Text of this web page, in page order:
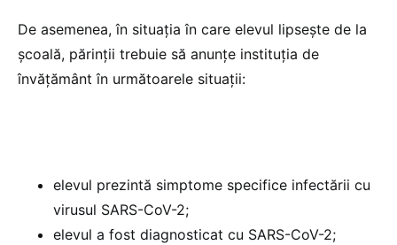
De asemenea, în situația în care elevul lipsește de la
școală, părinții trebuie să anunțe instituția de
învățământ în următoarele situații:
elevul prezintă simptome specifice infectării cu
virusul SARS-CoV-2;
elevul a fost diagnosticat cu SARS-CoV-2;